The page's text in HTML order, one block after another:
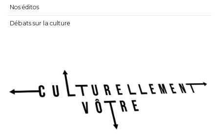
Nos éditos
Débats sur la culture